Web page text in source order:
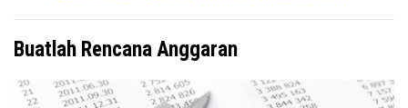
Buatlah Rencana Anggaran